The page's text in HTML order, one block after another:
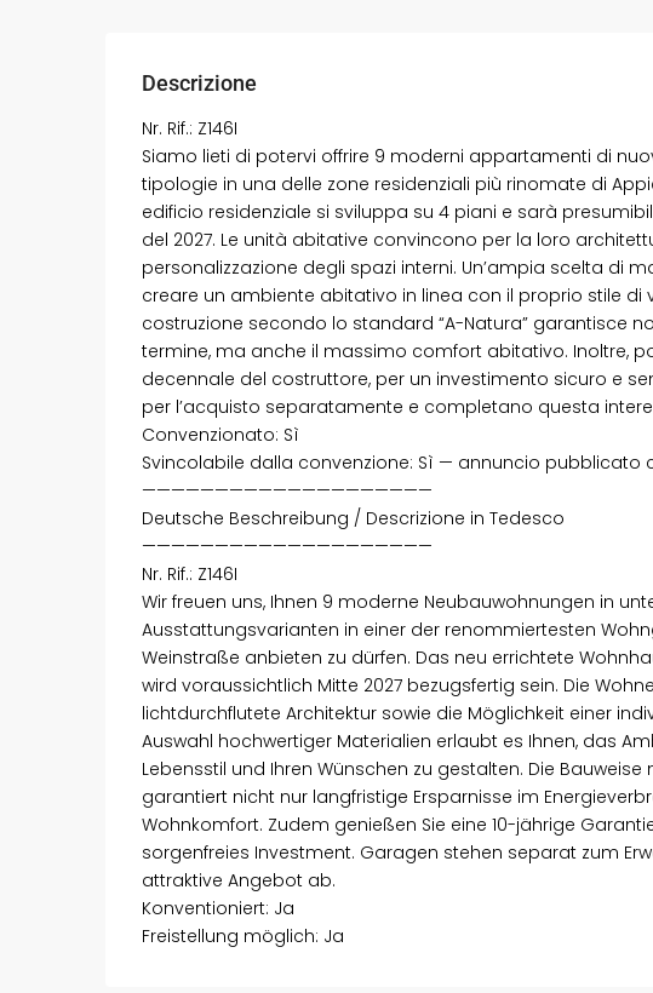
Descrizione
Nr. Rif.: Z146I
Siamo lieti di potervi offrire 9 moderni appartamenti di
tipologie in una delle zone residenziali più rinomate di
edificio residenziale si sviluppa su 4 piani e sarà
del 2027. Le unità abitative convincono per la loro
personalizzazione degli spazi interni. Un’ampia scelta di
creare un ambiente abitativo in linea con il proprio stile di
costruzione secondo lo standard “A-Natura” garantisce
termine, ma anche il massimo comfort abitativo. Inoltre,
decennale del costruttore, per un investimento sicuro e
per l’acquisto separatamente e completano questa
Convenzionato: Sì
Svincolabile dalla convenzione: Sì — annuncio pubblicato con
————————————————————
Deutsche Beschreibung / Descrizione in Tedesco
————————————————————
Nr. Rif.: Z146I
Wir freuen uns, Ihnen 9 moderne Neubauwohnungen in
Ausstattungsvarianten in einer der renommiertesten
Weinstraße anbieten zu dürfen. Das neu errichtete
wird voraussichtlich Mitte 2027 bezugsfertig sein. Die
lichtdurchflutete Architektur sowie die Möglichkeit einer
Auswahl hochwertiger Materialien erlaubt es Ihnen, das
Lebensstil und Ihren Wünschen zu gestalten. Die
garantiert nicht nur langfristige Ersparnisse im
Wohnkomfort. Zudem genießen Sie eine 10-jährige
sorgenfreies Investment. Garagen stehen separat zum
attraktive Angebot ab.
Konventioniert: Ja
Freistellung möglich: Ja